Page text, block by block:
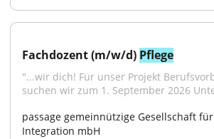
Fachdozent (m/w/d) Pflege
"...wir dich! Für unser Projekt
suchen wir zum 1. September 2026
passage gemeinnützige Gesellschaft
Integration mbH